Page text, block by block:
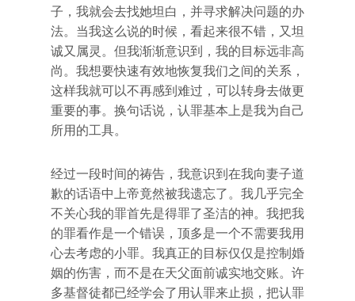
子，我就会去找她坦白，并寻求解决问题的办
法。当我这么说的时候，看起来很不错，又坦
诚又属灵。但我渐渐意识到，我的目标远非高
尚。我想要快速有效地恢复我们之间的关系，
这样我就可以不再感到难过，可以转身去做更
重要的事。换句话说，认罪基本上是我为自己
所用的工具。
经过一段时间的祷告，我意识到在我向妻子道
歉的话语中上帝竟然被我遗忘了。我几乎完全
不关心我的罪首先是得罪了圣洁的神。我把我
的罪看作是一个错误，顶多是一个不需要我用
心去考虑的小罪。我真正的目标仅仅是控制婚
姻的伤害，而不是在天父面前诚实地交账。许
多基督徒都已经学会了用认罪来止损，把认罪